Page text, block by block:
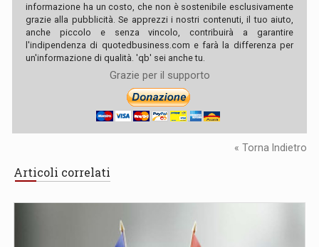
informazione ha un costo, che non è sostenibile esclusivamente
grazie alla pubblicità. Se apprezzi i nostri contenuti, il tuo aiuto,
anche piccolo e senza vincolo, contribuirà a garantire
l'indipendenza di quotedbusiness.com e farà la differenza per
un'informazione di qualità. 'qb' sei anche tu.
Grazie per il supporto
« Torna Indietro
Articoli correlati